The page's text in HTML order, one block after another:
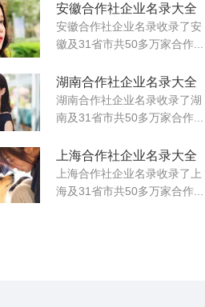
安徽合作社企业名录大全
安徽合作社企业名录收录了安
徽及31省市共50多万家合作...
湖南合作社企业名录大全
湖南合作社企业名录收录了湖
南及31省市共50多万家合作...
上海合作社企业名录大全
上海合作社企业名录收录了上
海及31省市共50多万家合作...